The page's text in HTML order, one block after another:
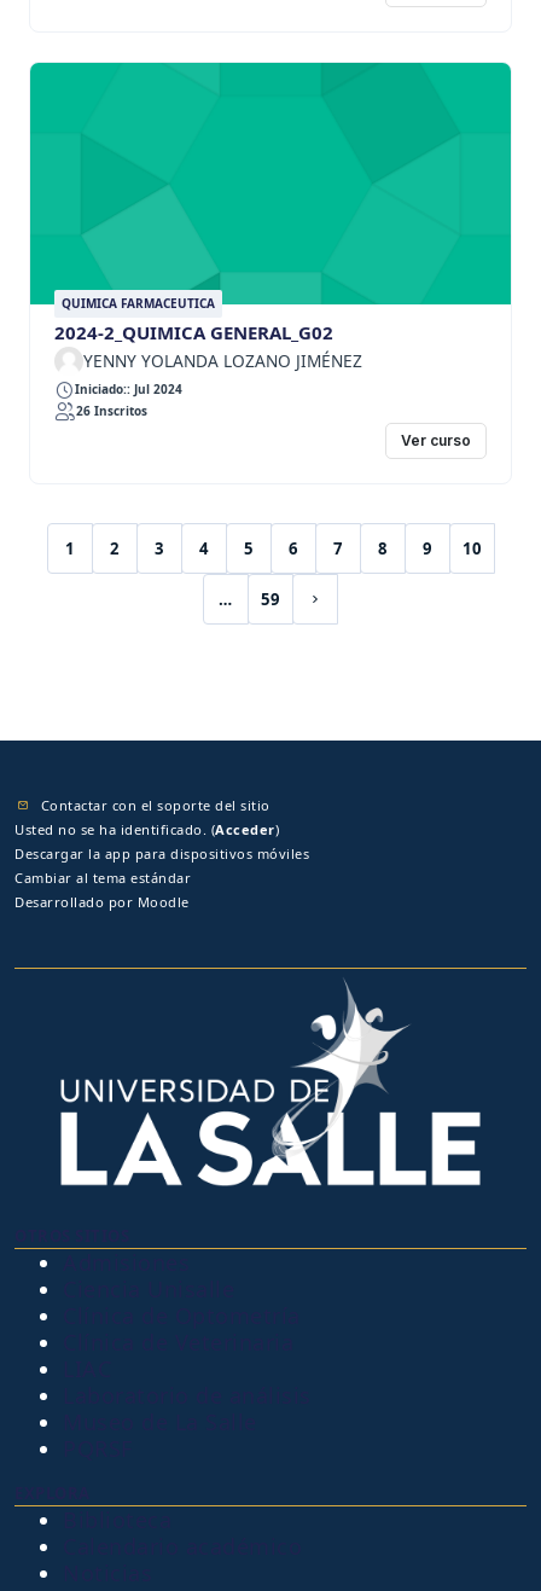
QUIMICA FARMACEUTICA
2024-2_QUIMICA GENERAL_G02
YENNY YOLANDA LOZANO JIMÉNEZ
Iniciado:: Jul 2024
26 Inscritos
Ver curso
1
(current)
2 3 4 5 6 7 8 9 10
… 59
Contactar con el soporte del sitio
Usted no se ha identificado. (Acceder)
Descargar la app para dispositivos móviles
Cambiar al tema estándar
Desarrollado por Moodle